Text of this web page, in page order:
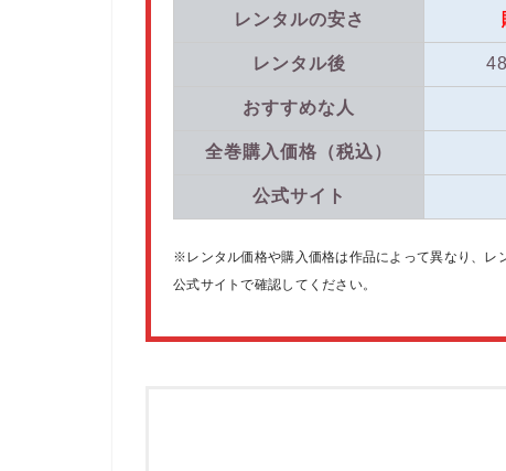
レンタルの安さ
レンタル後
おすすめな人
全巻購入価格（税込）
公式サイト
※レンタル価格や購入価格は作品によって異なり、レ
公式サイトで確認してください。